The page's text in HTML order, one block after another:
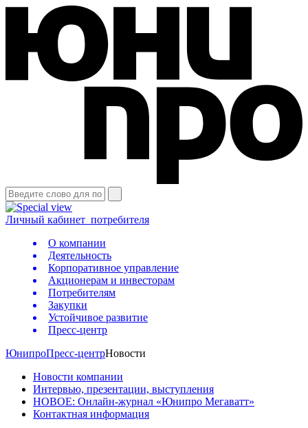
Личный кабинет потребителя
О компании
Деятельность
Корпоративное управление
Акционерам и инвесторам
Потребителям
Закупки
Устойчивое развитие
Пресс-центр
ЮнипроПресс-центрНовости
Новости компании
Интервью, презентации, выступления
НОВОЕ: Онлайн-журнал «Юнипро Мегаватт»
Контактная информация